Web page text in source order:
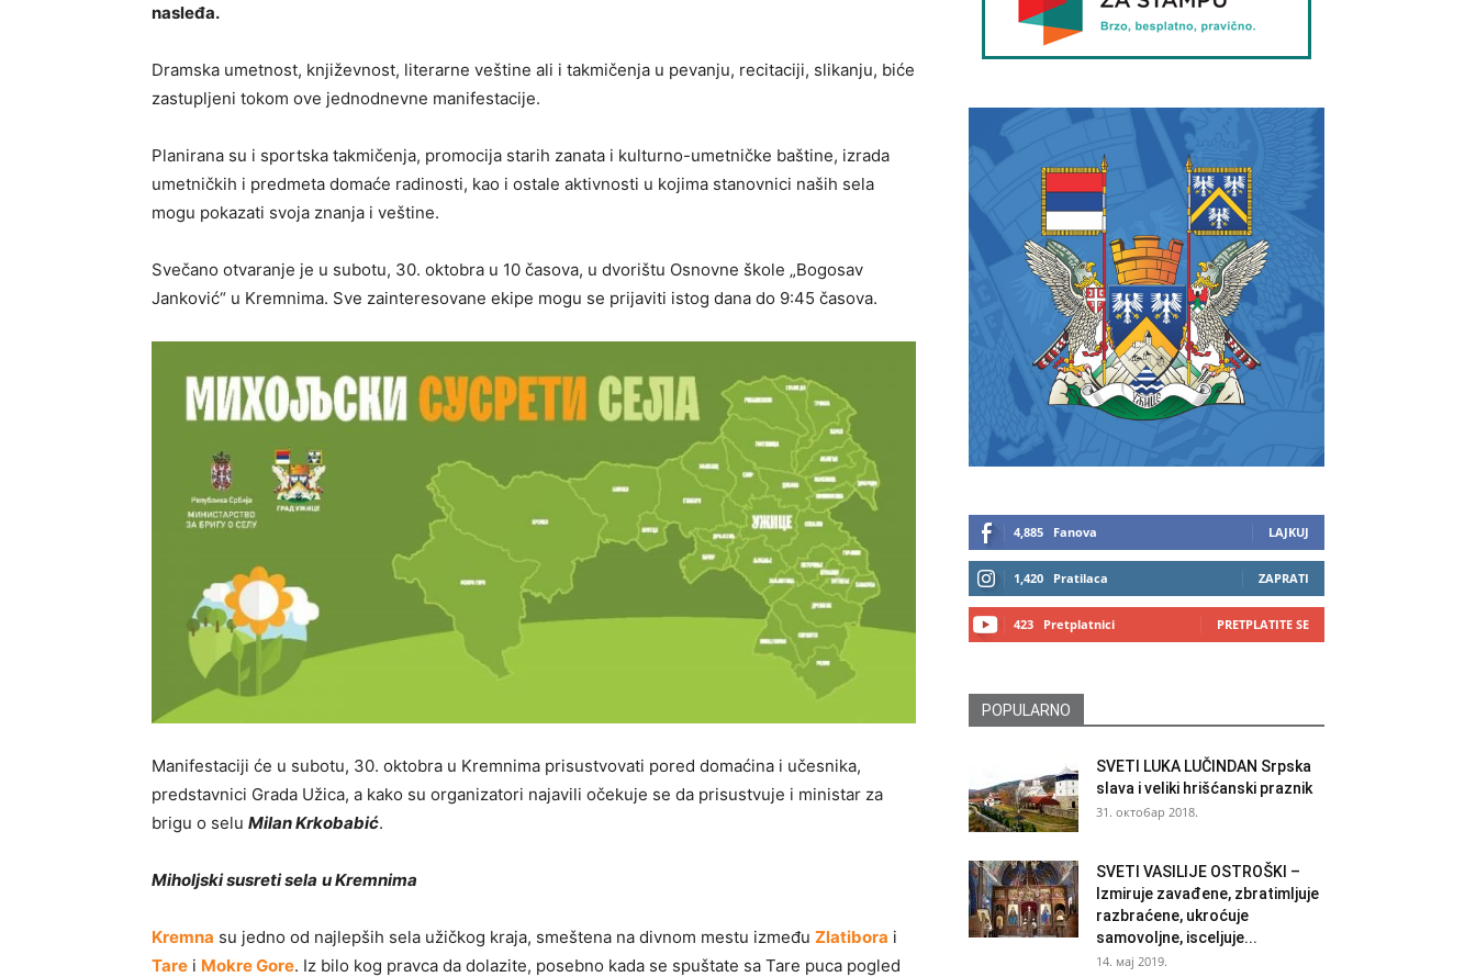
nasleđa.
Dramska umetnost, književnost, literarne veštine ali i takmičenja u pevanju, recitaciji, slikanju, biće
zastupljeni tokom ove jednodnevne manifestacije.
Planirana su i sportska takmičenja, promocija starih zanata i kulturno-umetničke baštine, izrada
umetničkih i predmeta domaće radinosti, kao i ostale aktivnosti u kojima stanovnici naših sela
mogu pokazati svoja znanja i veštine.
Svečano otvaranje je u subotu, 30. oktobra u 10 časova, u dvorištu Osnovne škole „Bogosav
Janković“ u Kremnima. Sve zainteresovane ekipe mogu se prijaviti istog dana do 9:45 časova.
Manifestaciji će u subotu, 30. oktobra u Kremnima prisustvovati pored domaćina i učesnika,
predstavnici Grada Užica, a kako su organizatori najavili očekuje se da prisustvuje i ministar za
brigu o selu Milan Krkobabić.
Miholjski susreti sela u Kremnima
Kremna su jedno od najlepših sela užičkog kraja, smeštena na divnom mestu između Zlatibora i
Tare i Mokre Gore. Iz bilo kog pravca da dolazite, posebno kada se spuštate sa Tare puca pogled
4,885 Fanova LAJKUJ
1,420 Pratilaca ZAPRATI
423 Pretplatnici PRETPLATITE SE
POPULARNO
SVETI LUKA LUČINDAN Srpska
slava i veliki hrišćanski praznik
31. октобар 2018.
SVETI VASILIJE OSTROŠKI –
Izmiruje zavađene, zbratimljuje
razbraćene, ukroćuje
samovoljne, isceljuje...
14. мај 2019.